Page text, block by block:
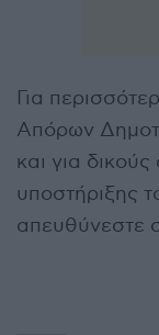
Για
Απόρων
και για
υποστήριξης
απευθύνεστε